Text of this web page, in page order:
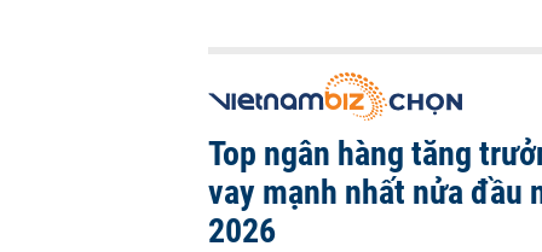
Top ngân hàng tăng
vay mạnh nhất nửa đầu
2026